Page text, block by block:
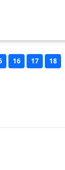
16 17 18